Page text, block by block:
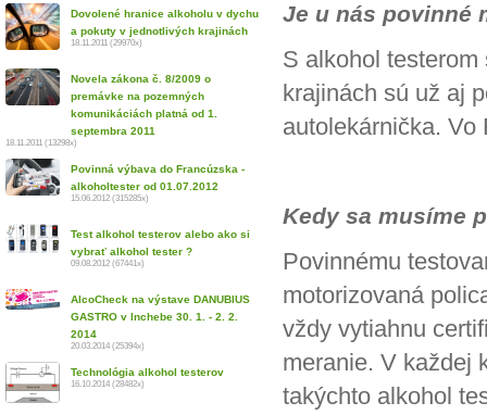
Je u nás povinné
S alkohol
krajinách sú už aj
autolekárnička. Vo
Kedy sa musíme
Povinnému
motorizovaná
vždy vytiahnu
meranie. V každej
takýchto alkohol
Dovolené hranice alkoholu v dychu
a pokuty v jednotlivých krajinách
18.11.2011 (29970x)
Novela zákona č. 8/2009 o
premávke na pozemných
komunikáciách platná od 1.
septembra 2011
18.11.2011 (13298x)
Povinná výbava do Francúzska -
alkoholtester od 01.07.2012
15.06.2012 (315285x)
Test alkohol testerov alebo ako si
vybrať alkohol tester ?
09.08.2012 (67441x)
AlcoCheck na výstave DANUBIUS
GASTRO v Inchebe 30. 1. - 2. 2.
2014
20.03.2014 (25394x)
Technológia alkohol testerov
16.10.2014 (28482x)